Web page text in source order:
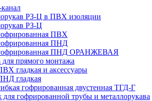
РЗ-Ц в ПВХ изоляции
РЗ-Ц
ПВХ
ПНД
ПНД ОРАНЖЕВАЯ
прямого монтажа
гладкая и аксессуары
гладкая
гофрированная двустенная ТГД-Г
гофрированной трубы и металлорукава